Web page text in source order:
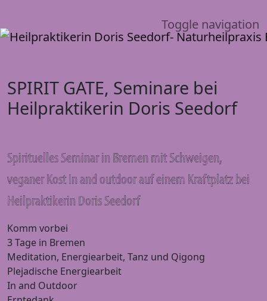
Toggle navigation
SPIRIT GATE, Seminare bei
Heilpraktikerin Doris Seedorf
Spirituelles Seminar in Bremen mit Schweigen,
veganer Kost In and outdoor auf einem Kraftplatz bei
Heilpraktikerin Doris Seedorf
Komm vorbei
3 Tage in Bremen
Meditation, Energiearbeit, Tanz und Qigong
Plejadische Energiearbeit
In and Outdoor